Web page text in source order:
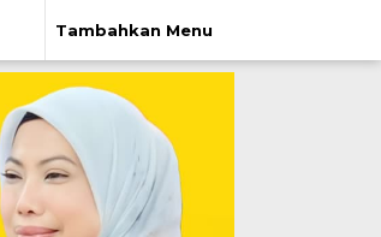
Tambahkan Menu